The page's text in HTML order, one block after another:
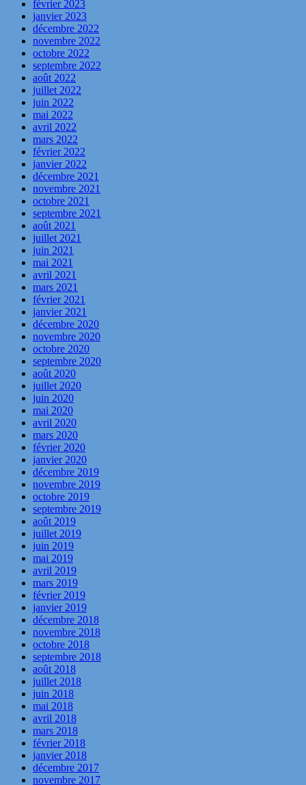
février 2023
janvier 2023
décembre 2022
novembre 2022
octobre 2022
septembre 2022
août 2022
juillet 2022
juin 2022
mai 2022
avril 2022
mars 2022
février 2022
janvier 2022
décembre 2021
novembre 2021
octobre 2021
septembre 2021
août 2021
juillet 2021
juin 2021
mai 2021
avril 2021
mars 2021
février 2021
janvier 2021
décembre 2020
novembre 2020
octobre 2020
septembre 2020
août 2020
juillet 2020
juin 2020
mai 2020
avril 2020
mars 2020
février 2020
janvier 2020
décembre 2019
novembre 2019
octobre 2019
septembre 2019
août 2019
juillet 2019
juin 2019
mai 2019
avril 2019
mars 2019
février 2019
janvier 2019
décembre 2018
novembre 2018
octobre 2018
septembre 2018
août 2018
juillet 2018
juin 2018
mai 2018
avril 2018
mars 2018
février 2018
janvier 2018
décembre 2017
novembre 2017